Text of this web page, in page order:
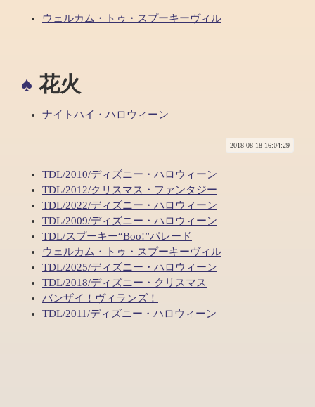
ウェルカム・トゥ・スプーキーヴィル
花火
ナイトハイ・ハロウィーン
2018-08-18 16:04:29
TDL/2010/ディズニー・ハロウィーン
TDL/2012/クリスマス・ファンタジー
TDL/2022/ディズニー・ハロウィーン
TDL/2009/ディズニー・ハロウィーン
TDL/スプーキー“Boo!”パレード
ウェルカム・トゥ・スプーキーヴィル
TDL/2025/ディズニー・ハロウィーン
TDL/2018/ディズニー・クリスマス
バンザイ！ヴィランズ！
TDL/2011/ディズニー・ハロウィーン